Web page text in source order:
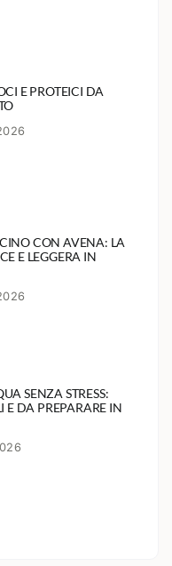
E PROTEICI DA
CON AVENA: LA
E LEGGERA IN
SENZA STRESS:
E DA PREPARARE IN